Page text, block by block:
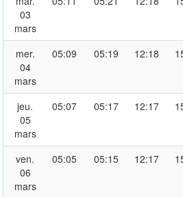
03
mars
mer.
04
mars
05:09 05:19 12:18
jeu.
05
mars
05:07 05:17 12:17
ven.
06
mars
05:05 05:15 12:17